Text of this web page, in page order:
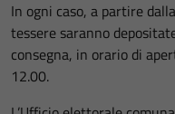
In ogni caso, a partire
tessere saranno
consegna, in orario di
12.00.